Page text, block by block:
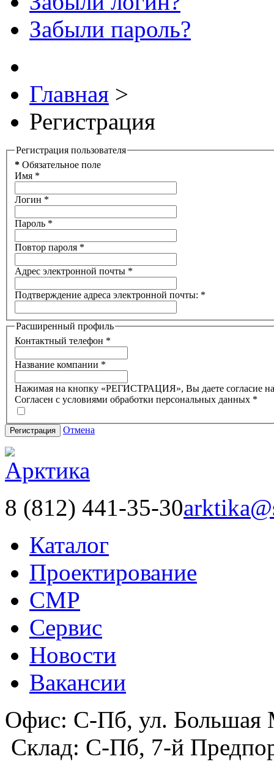
Забыли пароль?
Главная >
Регистрация
Регистрация пользователя
* Обязательное поле
Имя *
Логин *
Пароль *
Повтор пароля *
Адрес электронной почты *
Подтверждение адреса электронной почты: *
Расширенный профиль
Контактный телефон *
Название компании *
Нажимая на кнопку «РЕГИСТРАЦИЯ», Вы даете согласие
Согласен с условиями обработки персональных данных *
Регистрация Отмена
8 (812) 441-35-30
Каталог
Проектирование
СМР
Сервис
Новости
Вакансии
Офис: С-Пб, ул.
Склад: С-Пб, 7-й